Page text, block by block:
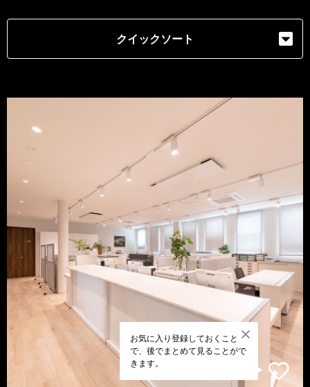
クイックソート
お気に入り登録しておくこと
で、後でまとめて見ることがで
きます。